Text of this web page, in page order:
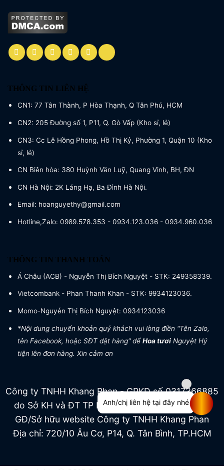
THÔNG TIN LIÊN HỆ
CN1: 77 Tân Thành, P Hòa Thạnh, Q Tân Phú, HCM
CN2: 205 Đường số 1, P11, Q. Gò Vấp (Kho sỉ, lẻ)
CN3: Cc Lê Hồng Phong, Hồ Thị Kỷ, Phường 1, Quận 10 (Kho
sỉ, lẻ)
CN Biên hòa: 380 Huỳnh Văn Luỹ, Quang Vinh, BH, ĐN
CN Hà Nội: 2K Láng Hạ, Ba Đình Hà Nội.
Email: hoanguyethy@gmail.com
Hotline,Zalo: 0989.578.353 - 0934.123.036 - 0934.960.036
THÔNG TIN THANH TOÁN
Á Châu (ACB) - Nguyễn Thị Bích Nguyệt - STK: 249358339.
Vietcombank - Phan Thanh Khan - STK: 9934123036.
Momo-Nguyễn Thị Bích Nguyệt: 0934123036
*Nội dung chuyển khoản quý khách vui lòng điền "Tên Zalo,
tên Facebook, hoặc SĐT đặt hàng" đểHoa tươi Nguyệt Hỷ
tiện lên đơn hàng. Xin cảm ơn
Công ty TNHH Khang Phan - GPKD số 0317366885
do Sở KH và ĐT TP HCM cấp ngày 04/07/2022
GĐ/Sở hữu website Công ty TNHH Khang Phan
Địa chỉ: 720/10 Âu Cơ, P14, Q. Tân Bình, TP.HCM
Anh/chị liên hệ tại đây nhé